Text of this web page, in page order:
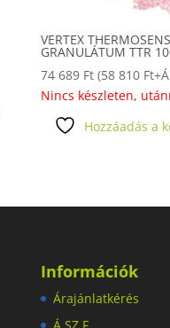
VERTEX THERMOSENS
GRANULÁTUM TTR
74 689 Ft (58 810 Ft
Nincs készleten,
Hozzáadás a
Információk
Árajánlatkérés